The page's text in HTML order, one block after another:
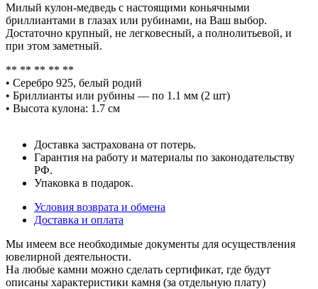
Милый кулон-медведь с настоящими коньячными
бриллиантами в глазах или рубинами, на Ваш выбор.
Достаточно крупный, не легковесный, а полнолитьевой, и
при этом заметный.
** ** ** ** **
• Серебро 925, белый родий
• Бриллианты или рубины — по 1.1 мм (2 шт)
• Высота кулона: 1.7 см
Доставка застрахована от потерь.
Гарантия на работу и материалы по законодательству
РФ.
Упаковка в подарок.
Условия возврата и обмена
Доставка и оплата
Мы имеем все необходимые документы для осуществления
ювелирной деятельности.
На любые камни можно сделать сертификат, где будут
описаны характеристики камня (за отдельную плату)